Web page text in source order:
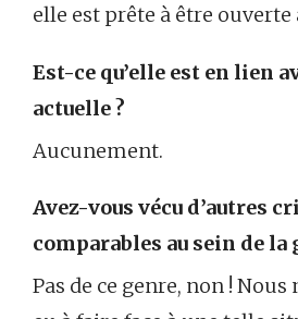
elle est prête à être ouverte
Est-ce qu’elle est en lien
actuelle ?
Aucunement.
Avez-vous vécu d’autres
comparables au sein de la
Pas de ce genre, non ! Nous